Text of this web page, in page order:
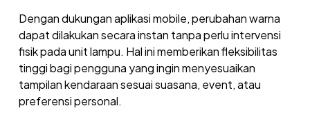
Dengan dukungan aplikasi mobile, perubahan warna
dapat dilakukan secara instan tanpa perlu intervensi
fisik pada unit lampu. Hal ini memberikan fleksibilitas
tinggi bagi pengguna yang ingin menyesuaikan
tampilan kendaraan sesuai suasana, event, atau
preferensi personal.